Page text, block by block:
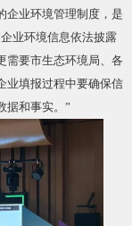
企业环境管理制度，是
业环境信息依法披露
需要市生态环境局、各
业填报过程中要确保信
据和事实。”